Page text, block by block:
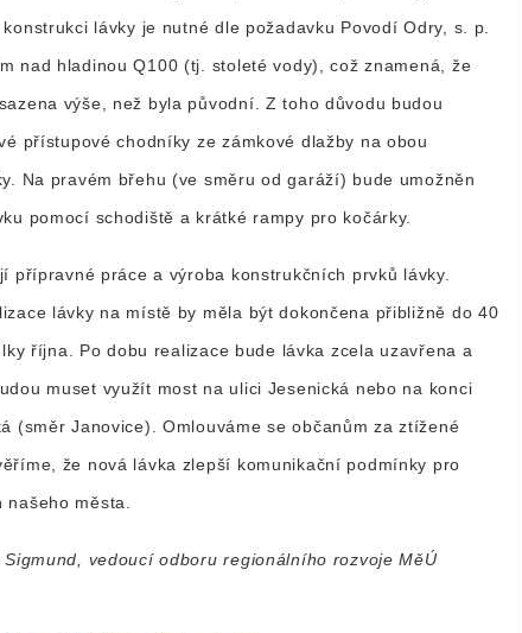
lávky je nutné dle požadavku Povodí Odry, s. p.
nad hladinou Q100 (tj. stoleté vody), což znamená, že
výše, než byla původní. Z toho důvodu budou
přístupové chodníky ze zámkové dlažby na obou
Na pravém břehu (ve směru od garáží) bude umožněn
pomocí schodiště a krátké rampy pro kočárky.
přípravné práce a výroba konstrukčních prvků lávky.
lávky na místě by měla být dokončena přibližně do 40
října. Po dobu realizace bude lávka zcela uzavřena a
muset využít most na ulici Jesenická nebo na konci
(směr Janovice). Omlouváme se občanům za ztížené
že nová lávka zlepší komunikační podmínky pro
města.
vedoucí odboru regionálního rozvoje MěÚ